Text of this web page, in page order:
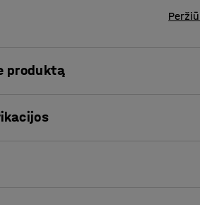
produktą
spaudinius ir kitus dokumentus.